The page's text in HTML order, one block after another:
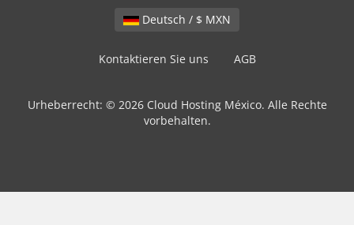
Deutsch / $ MXN
Kontaktieren Sie uns AGB
Urheberrecht: © 2026 Cloud Hosting México. Alle Rechte
vorbehalten.